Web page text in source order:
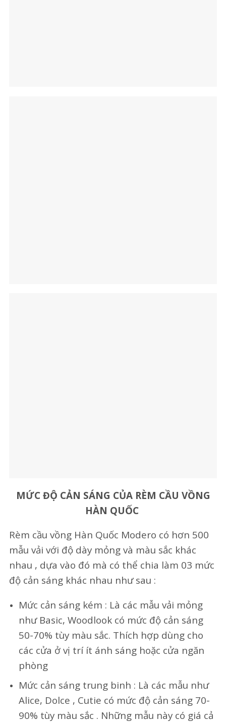
MỨC ĐỘ CẢN SÁNG CỦA RÈM CẦU VỒNG
HÀN QUỐC
Rèm cầu vồng Hàn Quốc Modero có hơn 500
mẫu vải với độ dày mỏng và màu sắc khác
nhau , dựa vào đó mà có thể chia làm 03 mức
độ cản sáng khác nhau như sau :
Mức cản sáng kém : Là các mẫu vải mỏng
như Basic, Woodlook có mức độ cản sáng
50-70% tùy màu sắc. Thích hợp dùng cho
các cửa ở vị trí ít ánh sáng hoặc cửa ngăn
phòng
Mức cản sáng trung binh : Là các mẫu như
Alice, Dolce , Cutie có mức độ cản sáng 70-
90% tùy màu sắc . Những mẫu này có giá cả